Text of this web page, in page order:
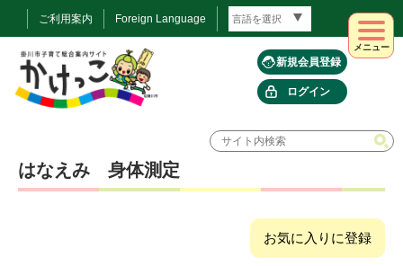
ご利用案内 Foreign Language
新規会員登録
ログイン
メニュー
はなえみ 身体測定
お気に入りに登録